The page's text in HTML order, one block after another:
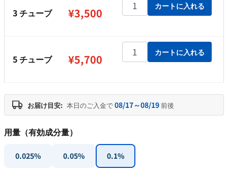
3 チューブ ¥3,500 カートに入れる
5 チューブ ¥5,700
エーレットジェル 0.1% 20g個
カートに入れる
お届け目安: 本日のご入金で08/17～08/19前後
用量（有効成分量）
0.025% 0.05% 0.1%